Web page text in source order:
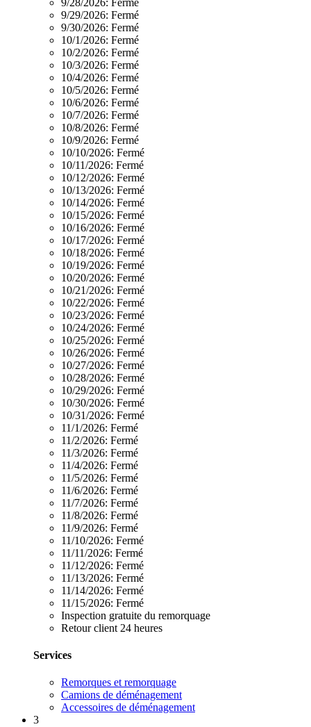
9/29/2026: Fermé
9/30/2026: Fermé
10/1/2026: Fermé
10/2/2026: Fermé
10/3/2026: Fermé
10/4/2026: Fermé
10/5/2026: Fermé
10/6/2026: Fermé
10/7/2026: Fermé
10/8/2026: Fermé
10/9/2026: Fermé
10/10/2026: Fermé
10/11/2026: Fermé
10/12/2026: Fermé
10/13/2026: Fermé
10/14/2026: Fermé
10/15/2026: Fermé
10/16/2026: Fermé
10/17/2026: Fermé
10/18/2026: Fermé
10/19/2026: Fermé
10/20/2026: Fermé
10/21/2026: Fermé
10/22/2026: Fermé
10/23/2026: Fermé
10/24/2026: Fermé
10/25/2026: Fermé
10/26/2026: Fermé
10/27/2026: Fermé
10/28/2026: Fermé
10/29/2026: Fermé
10/30/2026: Fermé
10/31/2026: Fermé
11/1/2026: Fermé
11/2/2026: Fermé
11/3/2026: Fermé
11/4/2026: Fermé
11/5/2026: Fermé
11/6/2026: Fermé
11/7/2026: Fermé
11/8/2026: Fermé
11/9/2026: Fermé
11/10/2026: Fermé
11/11/2026: Fermé
11/12/2026: Fermé
11/13/2026: Fermé
11/14/2026: Fermé
11/15/2026: Fermé
Inspection gratuite du remorquage
Retour client 24 heures
Services
Remorques et remorquage
Camions de déménagement
Accessoires de déménagement
3